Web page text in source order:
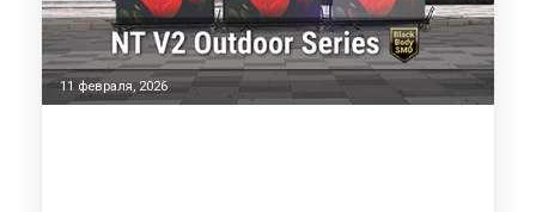
11 февраля, 2026